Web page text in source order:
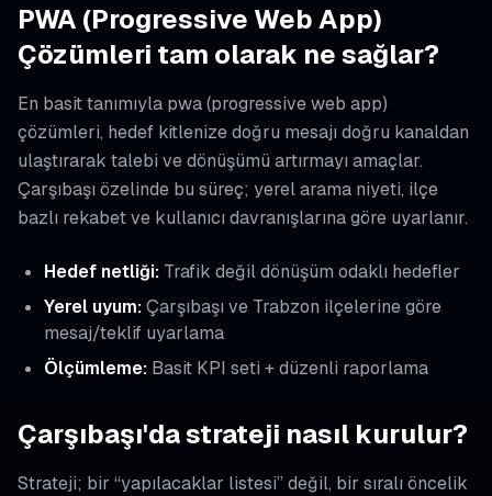
PWA (Progressive Web App)
Çözümleri tam olarak ne sağlar?
En basit tanımıyla pwa (progressive web app)
çözümleri, hedef kitlenize doğru mesajı doğru kanaldan
ulaştırarak talebi ve dönüşümü artırmayı amaçlar.
Çarşıbaşı özelinde bu süreç; yerel arama niyeti, ilçe
bazlı rekabet ve kullanıcı davranışlarına göre uyarlanır.
Hedef netliği: Trafik değil dönüşüm odaklı hedefler
Yerel uyum:Çarşıbaşı ve Trabzon ilçelerine göre
mesaj/teklif uyarlama
Ölçümleme: Basit KPI seti + düzenli raporlama
Çarşıbaşı'da strateji nasıl kurulur?
Strateji; bir “yapılacaklar listesi” değil, bir sıralı öncelik